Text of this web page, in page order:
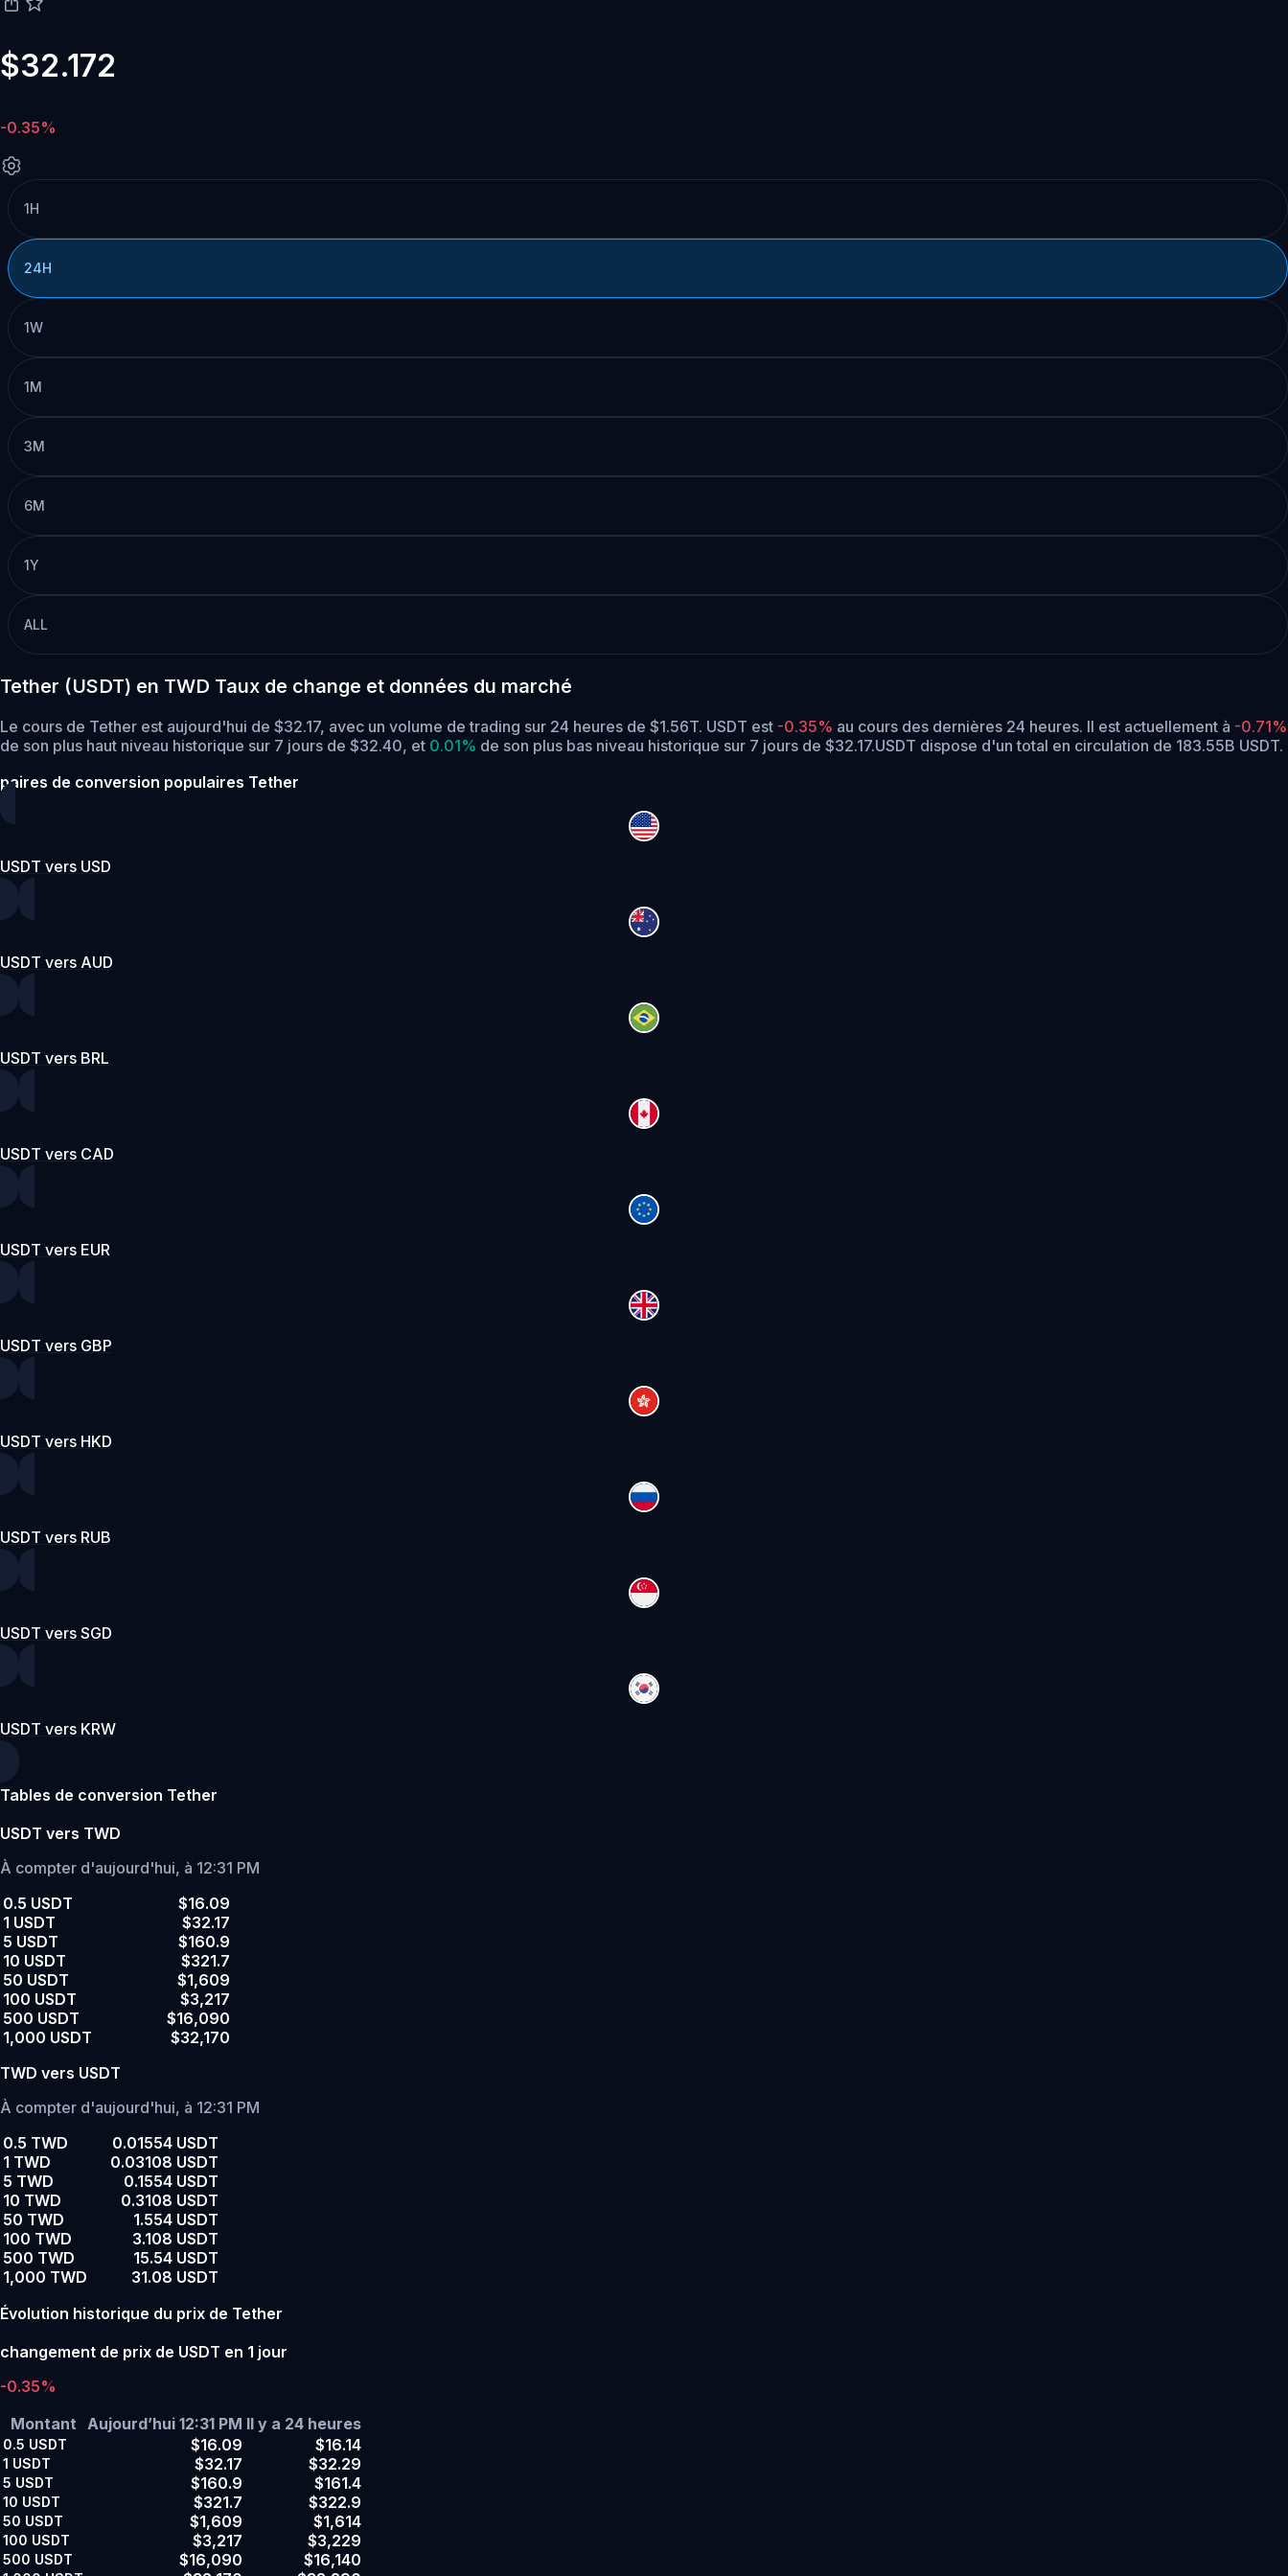
$32.172
-0.35%
1H
24H
1W
1M
3M
6M
1Y
ALL
Tether (USDT) en TWD Taux de change et données du marché
Le cours de Tether est aujourd'hui de $32.17, avec un volume de trading sur 24 heures de $1.56T. USDT est -0.35% au cours des dernières 24 heures. Il est actuellement à -0.71%
de son plus haut niveau historique sur 7 jours de $32.40, et 0.01% de son plus bas niveau historique sur 7 jours de $32.17.USDT dispose d'un total en circulation de 183.55B USDT.
paires de conversion populaires Tether
USDT vers USD
USDT vers AUD
USDT vers BRL
USDT vers CAD
USDT vers EUR
USDT vers GBP
USDT vers HKD
USDT vers RUB
USDT vers SGD
USDT vers KRW
Tables de conversion Tether
USDT vers TWD
À compter d'aujourd'hui, à 12:31 PM
0.5 USDT
$16.09
1 USDT
$32.17
5 USDT
$160.9
10 USDT
$321.7
50 USDT
$1,609
100 USDT
$3,217
500 USDT
$16,090
1,000 USDT
$32,170
TWD vers USDT
À compter d'aujourd'hui, à 12:31 PM
0.5 TWD
0.01554 USDT
1 TWD
0.03108 USDT
5 TWD
0.1554 USDT
10 TWD
0.3108 USDT
50 TWD
1.554 USDT
100 TWD
3.108 USDT
500 TWD
15.54 USDT
1,000 TWD
31.08 USDT
Évolution historique du prix de Tether
changement de prix de USDT en 1 jour
-0.35%
Montant Aujourd’hui 12:31 PM Il y a 24 heures
0.5 USDT $16.09 $16.14
1 USDT $32.17 $32.29
5 USDT $160.9 $161.4
10 USDT $321.7 $322.9
50 USDT $1,609 $1,614
100 USDT $3,217 $3,229
500 USDT $16,090 $16,140